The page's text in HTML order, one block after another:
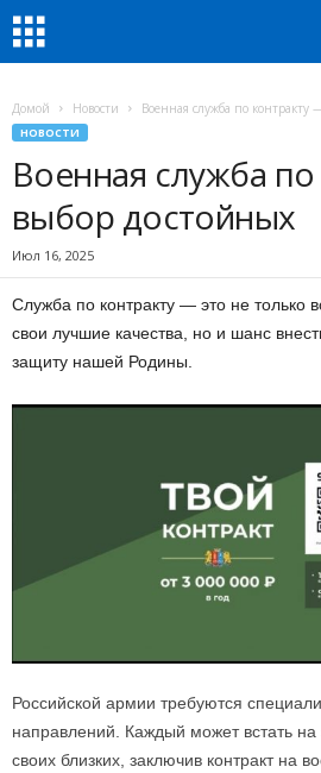
Домой Новости Военная служба по контракту
НОВОСТИ
Военная служба
выбор достойных
Июл 16, 2025
Служба по контракту — это не только
свои лучшие качества, но и шанс
защиту нашей Родины.
Российской армии требуются
направлений. Каждый может встать на
своих близких, заключив контракт на